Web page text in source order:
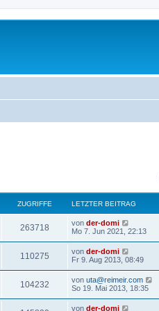
ZUGRIFFE LETZTER BEITRAG
263718
u
i
L
e
t
e
r
B
e
i
t
von der-domi
Mo 7. Jun 2021, 22:13
110275
u
L
e
t
e
r
B
von der-domi
Fr 9. Aug 2013, 08:49
104232
u
L
e
von uta@reimeir.com
So 19. Mai 2013, 18:35
L
von der-domi